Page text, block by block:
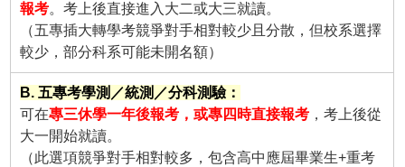
報考。考上後直接進入大二或大三就讀。
（五專插大轉學考競爭對手相對較少且分散，但校系選擇
較少，部分科系可能未開名額）
B. 五專考學測／統測／分科測驗：
可在專三休學一年後報考，或專四時直接報考 ，考上後從
大一開始就讀。
（此選項競爭對手相對較多，包含高中應屆畢業生+重考